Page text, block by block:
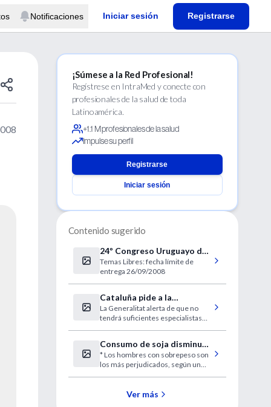
Notificaciones Iniciar sesión Registrarse
¡Súmese a la Red Profesional!
Regístrese en IntraMed y conecte con
profesionales de la salud de toda
Latinoamérica.
+1.1 M profesionales de la salud
Impulse su perfil
Registrarse
Iniciar sesión
Contenido sugerido
24º Congreso Uruguayo de
Cardiología
Temas Libres: fecha límite de
entrega 26/09/2008
Cataluña pide a la
desesperada médicos
extranjeros sin homologar
La Generalitat alerta de que no
tendrá suficientes especialistas
Consumo de soja disminuye
la cantidad de
espermatozoides
* Los hombres con sobrepeso son
los más perjudicados, según un
parece ser un impedimento para la
Ver más